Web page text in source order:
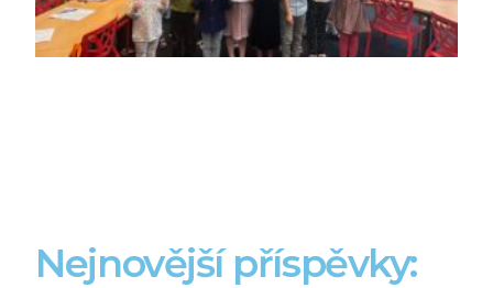
Nejnovější příspěvky: